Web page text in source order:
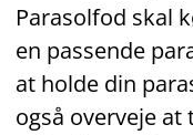
Parasolfod skal
en passende
at holde din
også overveje